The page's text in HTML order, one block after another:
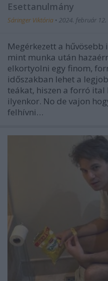
Esettanulmány
Sáringer Viktória • 2024. február 12.
Megérkezett a
mint munka után
elkortyolni egy finom,
időszakban lehet a
teákat, hiszen a forró
ilyenkor. No de vajon
felhívni…